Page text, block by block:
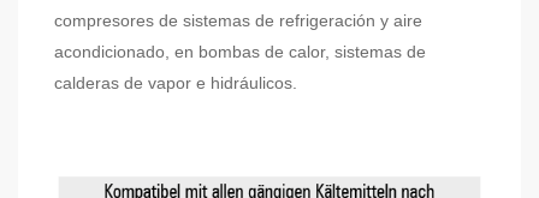
compresores de sistemas de refrigeración y aire
acondicionado, en bombas de calor, sistemas de
calderas de vapor e hidráulicos.